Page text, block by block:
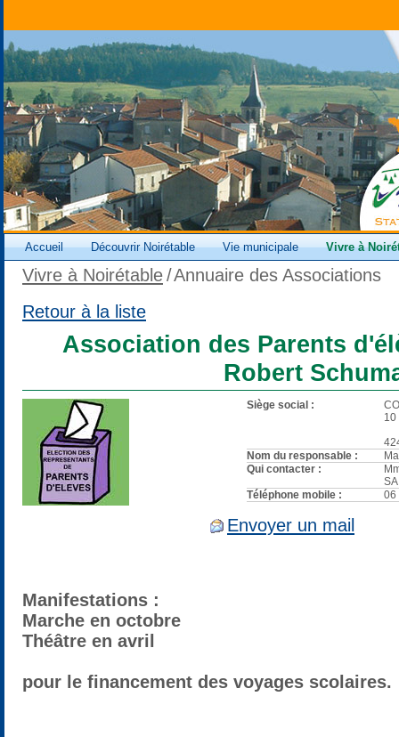
Accueil Découvrir Noirétable Vie municipale Vivre à
Vivre à Noirétable/Annuaire des Associations
Retour à la liste
Association des Parents
Robert
Siège social :
10
Nom du responsable :
Qui contacter :
Téléphone mobile :
06
Envoyer un mail
Manifestations :
Marche en octobre
Théâtre en avril
pour le financement des voyages scolaires.